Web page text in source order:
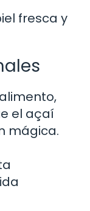
fresca y
el açaí
mágica.